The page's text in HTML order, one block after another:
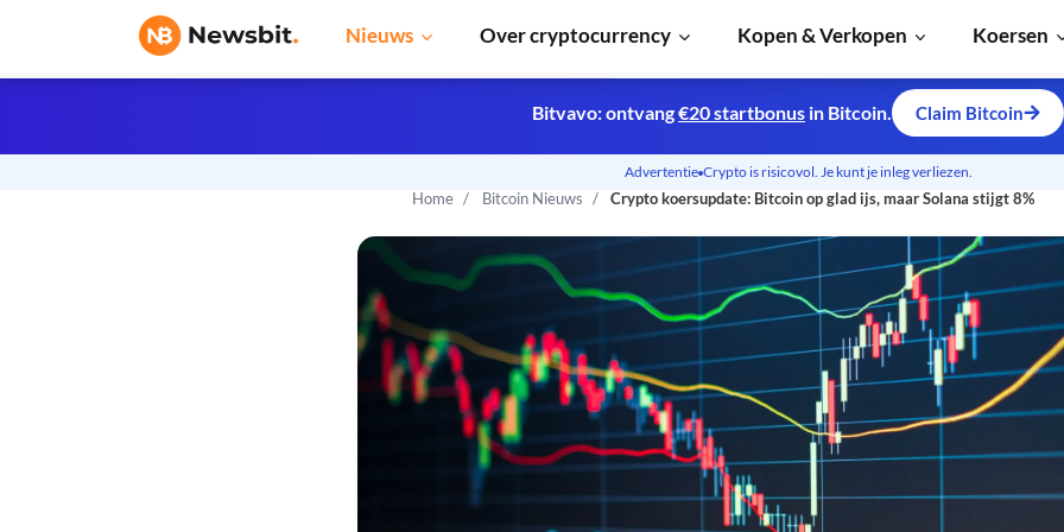
Nieuws Over cryptocurrency Kopen & Verkopen Koersen
Home Bitcoin Nieuws Crypto koersupdate: Bitcoin op glad ijs, maar Solana stijgt 8%
Bitvavo: ontvang€20 startbonus in Bitcoin. Claim Bitcoin
Advertentie Crypto is risicovol. Je kunt je inleg verliezen.